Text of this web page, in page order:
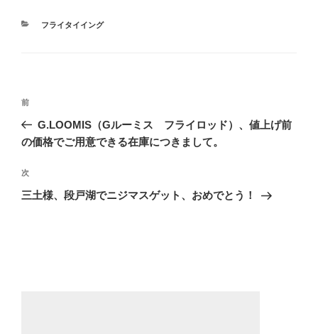
カ
フライタイイング
投
ナ
ゲ
ー
前
の
投
前
G.LOOMIS（Gルーミス フライロッド）、値上げ前
の価格でご用意できる在庫につきまして。
次
の
次
三土様、段戸湖でニジマスゲット、おめでとう！